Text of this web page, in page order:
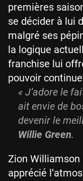
premières
se décider à lui
malgré ses
la logique
franchise lui
pouvoir
« J’adore le
ait envie de
devenir le
Willie Green.
Zion
apprécié